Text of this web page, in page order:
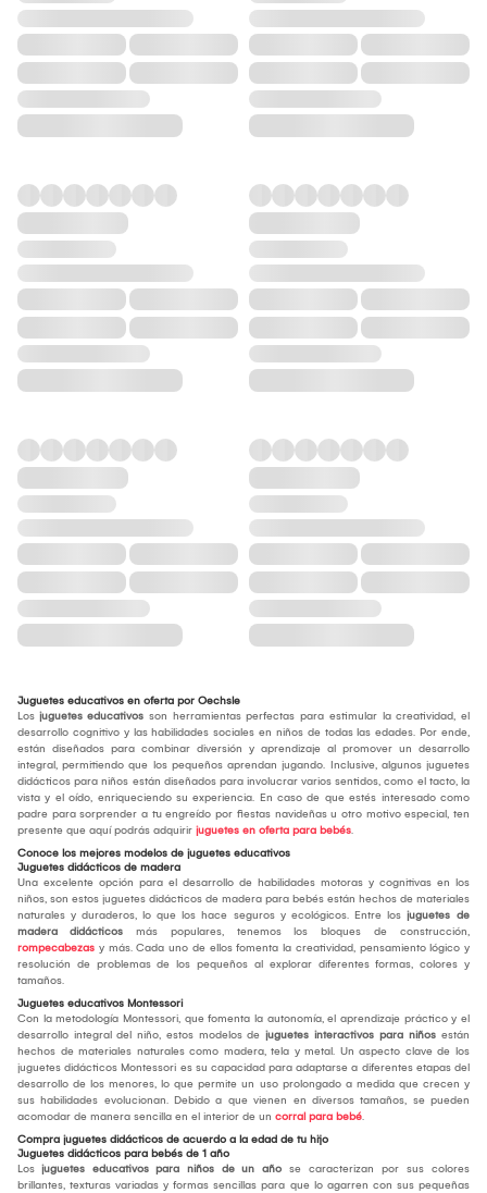
Juguetes educativos en oferta por Oechsle
Los juguetes educativos son herramientas perfectas para estimular la creatividad, el
desarrollo cognitivo y las habilidades sociales en niños de todas las edades. Por ende,
están diseñados para combinar diversión y aprendizaje al promover un desarrollo
integral, permitiendo que los pequeños aprendan jugando. Inclusive, algunos juguetes
didácticos para niños están diseñados para involucrar varios sentidos, como el tacto, la
vista y el oído, enriqueciendo su experiencia. En caso de que estés interesado como
padre para sorprender a tu engreído por fiestas navideñas u otro motivo especial, ten
presente que aquí podrás adquirir juguetes en oferta para bebés.
Conoce los mejores modelos de juguetes educativos
Juguetes didácticos de madera
Una excelente opción para el desarrollo de habilidades motoras y cognitivas en los
niños, son estos juguetes didácticos de madera para bebés están hechos de materiales
naturales y duraderos, lo que los hace seguros y ecológicos. Entre los juguetes de
madera didácticos más populares, tenemos los bloques de construcción,
rompecabezas y más. Cada uno de ellos fomenta la creatividad, pensamiento lógico y
resolución de problemas de los pequeños al explorar diferentes formas, colores y
tamaños.
Juguetes educativos Montessori
Con la metodología Montessori, que fomenta la autonomía, el aprendizaje práctico y el
desarrollo integral del niño, estos modelos de juguetes interactivos para niños están
hechos de materiales naturales como madera, tela y metal. Un aspecto clave de los
juguetes didácticos Montessori es su capacidad para adaptarse a diferentes etapas del
desarrollo de los menores, lo que permite un uso prolongado a medida que crecen y
sus habilidades evolucionan. Debido a que vienen en diversos tamaños, se pueden
acomodar de manera sencilla en el interior de un corral para bebé.
Compra juguetes didácticos de acuerdo a la edad de tu hijo
Juguetes didácticos para bebés de 1 año
Los juguetes educativos para niños de un año se caracterizan por sus colores
brillantes, texturas variadas y formas sencillas para que lo agarren con sus pequeñas